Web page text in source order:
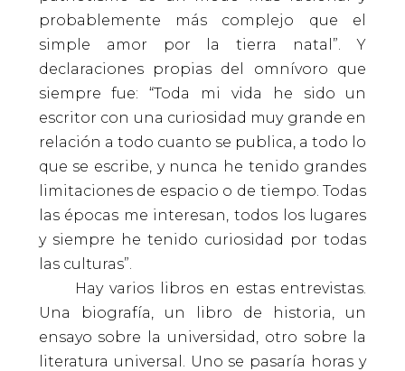
probablemente más complejo que el
simple amor por la tierra natal”. Y
declaraciones propias del omnívoro que
siempre fue: “Toda mi vida he sido un
escritor con una curiosidad muy grande en
relación a todo cuanto se publica, a todo lo
que se escribe, y nunca he tenido grandes
limitaciones de espacio o de tiempo. Todas
las épocas me interesan, todos los lugares
y siempre he tenido curiosidad por todas
las culturas”.
Hay varios libros en estas entrevistas.
Una biografía, un libro de historia, un
ensayo sobre la universidad, otro sobre la
literatura universal. Uno se pasaría horas y